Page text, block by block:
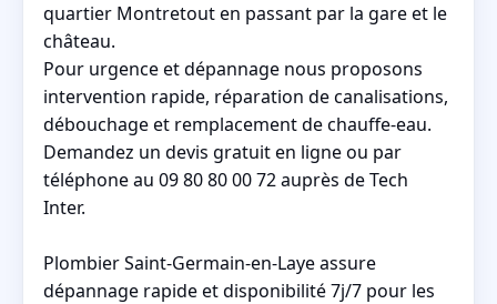
quartier Montretout en passant par la gare et le
château.
Pour urgence et dépannage nous proposons
intervention rapide, réparation de canalisations,
débouchage et remplacement de chauffe-eau.
Demandez un devis gratuit en ligne ou par
téléphone au 09 80 80 00 72 auprès de Tech
Inter.
Plombier Saint-Germain-en-Laye assure
dépannage rapide et disponibilité 7j/7 pour les